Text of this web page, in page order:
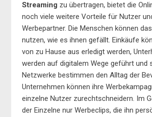
Streaming zu übertragen, bietet die
noch viele weitere Vorteile für Nutzer
Werbepartner. Die Menschen können das
nutzen, wie es ihnen gefällt. Einkäufe
von zu Hause aus erledigt werden,
werden auf digitalem Wege geführt und
Netzwerke bestimmen den Alltag der
Unternehmen können ihre
einzelne Nutzer zurechtschneidern. Im
der Einzelne nur Werbeclips, die ihn